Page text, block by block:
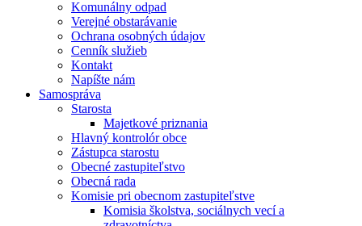
Komunálny odpad
Verejné obstarávanie
Ochrana osobných údajov
Cenník služieb
Kontakt
Napíšte nám
Samospráva
Starosta
Majetkové priznania
Hlavný kontrolór obce
Zástupca starostu
Obecné zastupiteľstvo
Obecná rada
Komisie pri obecnom zastupiteľstve
Komisia školstva, sociálnych vecí a